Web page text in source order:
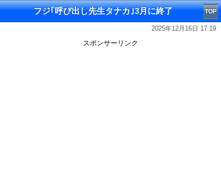
フジ｢呼び出し先生タナカ｣3月に終了 TOP
2025年12月16日 17:19
スポンサーリンク